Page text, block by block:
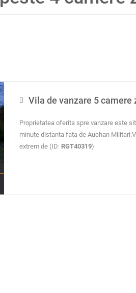
Vila de vanzare 5
Proprietatea oferita spre vanzare este
minute distanta fata de Auchan
extrem de (ID: RGT40319)